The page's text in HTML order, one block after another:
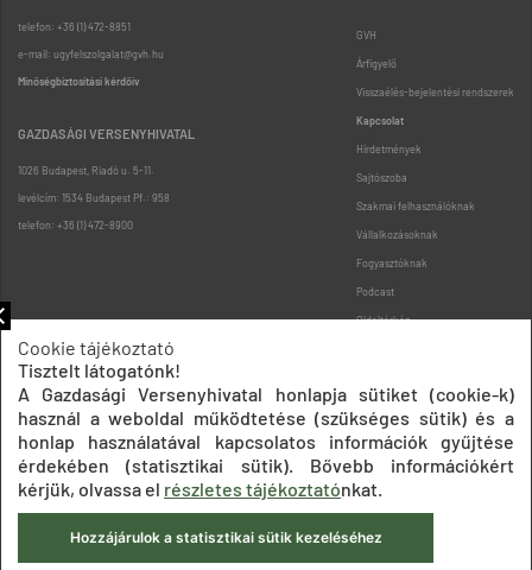
telefon: +36 (1) 472-8851
e-mail: ugyfelszolgalat@gvh.hu
Minőségbiztosítási kérdőív
GAZDASÁGI VERSENYHIVATAL
1026 Budapest, Riadó u. 5-11.
levélcím: 1534 Budapest Pf.: 958
telefon: +36 (1) 472-8900
GVH
Árfigyelő
Visszaélés-bejelentési rendszerek
Kapcsolat
Hirdetmények
Sajtószoba
Szakmai felhasználóknak
Vállalkozásoknak
Fogyasztóknak
Podcast
Oldaltérkép
Impresszum Adatkezelési tájékoztatók
Akadálymentesítési nyilatkozat
Közadatkereső
Süti beállítások ÁSZF
© 2020 Gazdasági Versenyhivatal
Cookie tájékoztató
Tisztelt látogatónk!
A Gazdasági Versenyhivatal honlapja sütiket (cookie-k)
használ a weboldal működtetése (szükséges sütik) és a
honlap használatával kapcsolatos információk gyűjtése
érdekében (statisztikai sütik). Bővebb információkért
kérjük, olvassa el részletes tájékoztatónkat.
Hozzájárulok a statisztikai sütik kezeléséhez